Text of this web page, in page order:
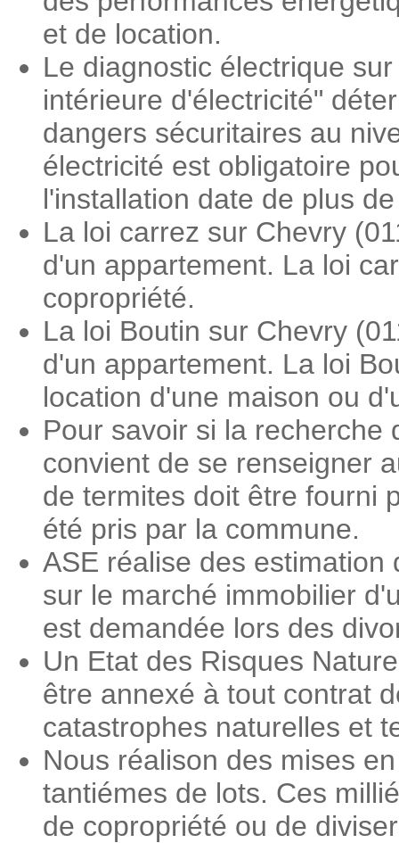
et de location.
Le diagnostic électrique
intérieure d'électricité"
dangers sécuritaires au
électricité est obligatoire
l'installation date de plus
La loi carrez sur Chevry
d'un appartement. La loi
copropriété.
La loi Boutin sur Chevry
d'un appartement. La loi
location d'une maison ou
Pour savoir si la recherche
convient de se renseigner
de termites doit être fourni
été pris par la commune.
ASE réalise des
sur le marché immobilier
est demandée lors des
Un Etat des Risques
être annexé à tout contrat
catastrophes naturelles et
Nous réalison des mises
tantiémes de lots. Ces
de copropriété ou de